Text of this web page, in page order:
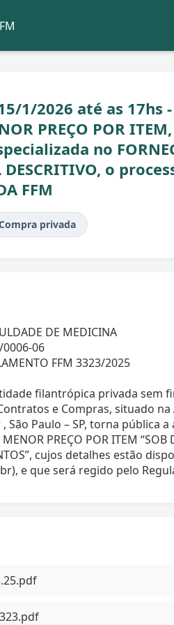
1/2026 até as 17hs
PREÇO POR
no
DESCRITIVO, o
FFM
privada
DE MEDICINA
0006-06
FFM 3323/2025
filantrópica privada sem
e Compras, situado na
São Paulo – SP, torna pública
PREÇO POR ITEM
cujos detalhes estão
e que será regido pelo